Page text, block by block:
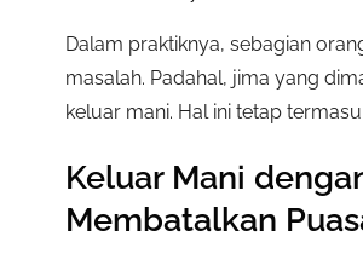
Dalam praktiknya, sebagian
masalah. Padahal, jima yang
keluar mani. Hal ini tetap
Keluar Mani
Membatalkan